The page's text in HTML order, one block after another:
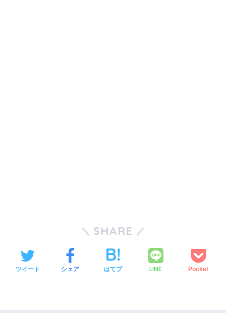
SHARE
ツイート シェア はてブ LINE Pocket